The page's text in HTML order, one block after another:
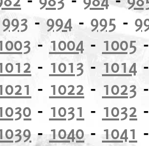
993 - 994 - 995 -
- 1004 - 1005
- 1013 - 1014
- 1022 - 1023
- 1031 - 1032
- 1040- 1041